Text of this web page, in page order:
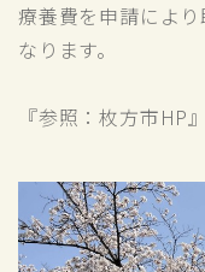
療養費を申請によ
なります。
『参照：枚方市HP』